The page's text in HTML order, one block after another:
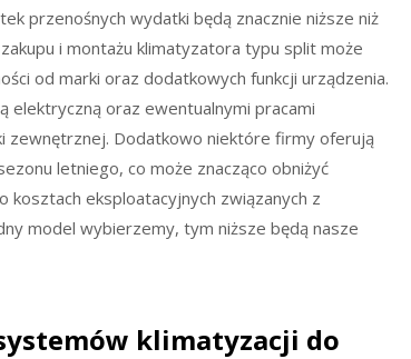
przenośnych wydatki będą znacznie niższe niż
i montażu klimatyzatora typu split może
od marki oraz dodatkowych funkcji urządzenia.
elektryczną oraz ewentualnymi pracami
zewnętrznej. Dodatkowo niektóre firmy oferują
letniego, co może znacząco obniżyć
kosztach eksploatacyjnych związanych z
model wybierzemy, tym niższe będą nasze
klimatyzacji do